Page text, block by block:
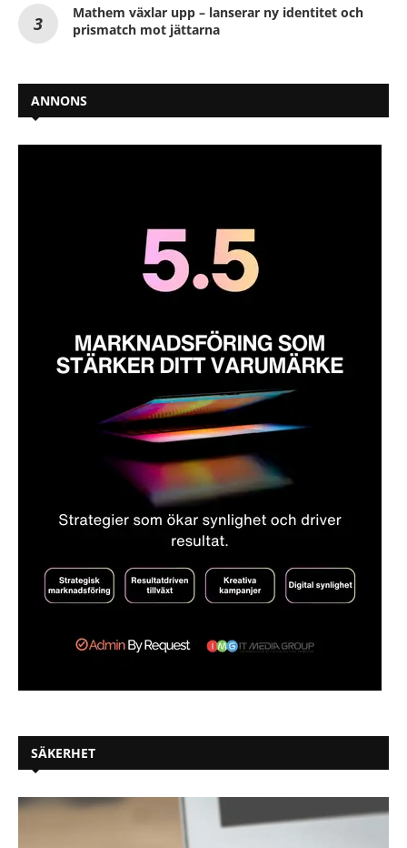
Mathem växlar upp – lanserar ny identitet och
prismatch mot jättarna
ANNONS
SÄKERHET